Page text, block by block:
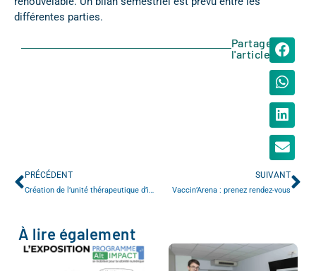
différentes parties.
Partager
l'article
PRÉCÉDENT
Création de l’unité thérapeutique d’insuffisance cardiaque (UTIC)
SUIVANT
Vaccin’Arena : prenez rendez-vous
À lire également